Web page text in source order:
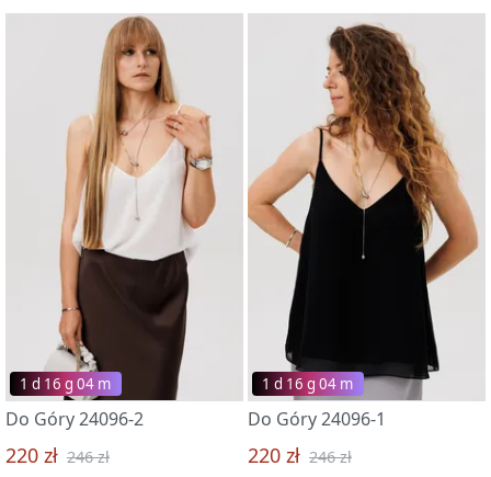
1 d 16 g 03 m
Do Góry 24096-2
220 zł 246 zł
1 d 16 g 03 m
Do Góry 24096-1
220 zł 246 zł